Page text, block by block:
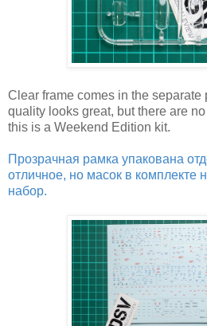
Clear frame comes in the separate
quality looks great, but there are
this is a Weekend Edition kit.
Прозрачная рамка упакована
отличное, но масок в комплекте
набор.